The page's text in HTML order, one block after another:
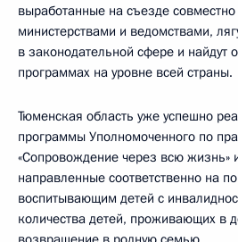
выработанные на съезде
министерствами и ведомствами,
в законодательной сфере и найдут
программах на уровне всей страны.
Тюменская область уже успешно
программы Уполномоченного по
«Сопровождение через всю жизнь»
направленные соответственно на
воспитывающим детей с
количества детей, проживающих в